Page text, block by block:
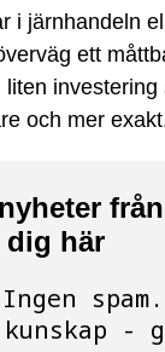
i järnhandeln
ett
och mer
dig här
kunskap -